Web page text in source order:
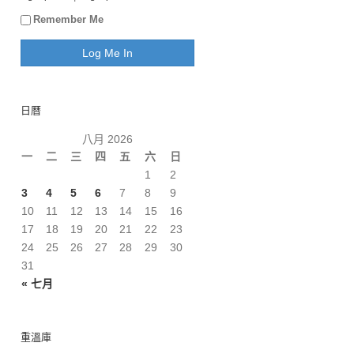
Remember Me
日曆
八月 2026
一
二 三 四 五 六 日
« 七月
1
2
3
4 5 6 7 8
9
10
11 12 13 14 15
16
17
18 19 20 21 22
23
24
25 26 27 28 29
30
31
重溫庫